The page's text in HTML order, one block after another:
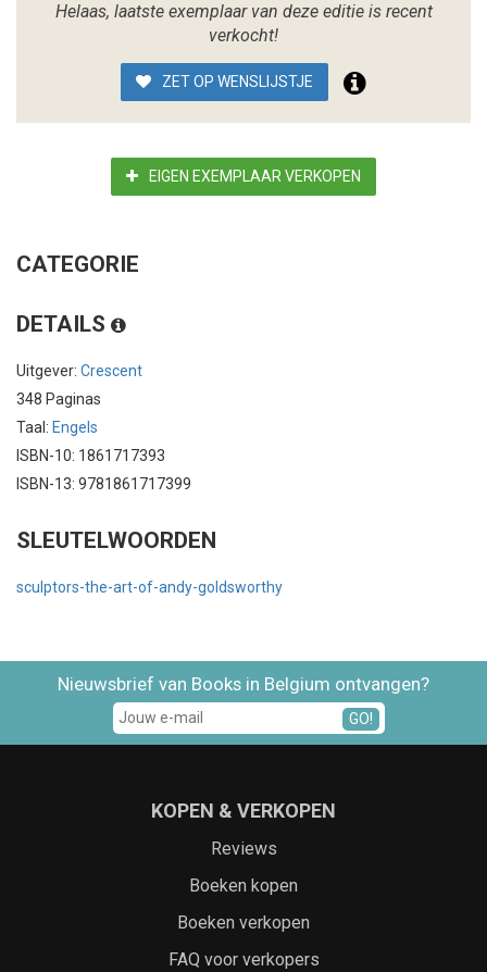
Helaas, laatste exemplaar van deze editie is recent
verkocht!
ZET OP WENSLIJSTJE
EIGEN EXEMPLAAR VERKOPEN
CATEGORIE
DETAILS
Uitgever: Crescent
348 Paginas
Taal: Engels
ISBN-10: 1861717393
ISBN-13: 9781861717399
SLEUTELWOORDEN
sculptors-the-art-of-andy-goldsworthy
Nieuwsbrief van Books in Belgium ontvangen?
GO!
KOPEN & VERKOPEN
Reviews
Boeken kopen
Boeken verkopen
FAQ voor verkopers